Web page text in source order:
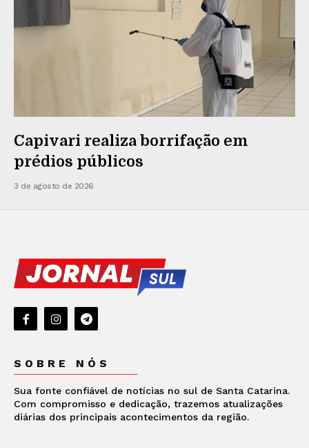
Capivari realiza borrifação em
prédios públicos
3 de agosto de 2026
SOBRE NÓS
Sua fonte confiável de notícias no sul de Santa Catarina.
Com compromisso e dedicação, trazemos atualizações
diárias dos principais acontecimentos da região.